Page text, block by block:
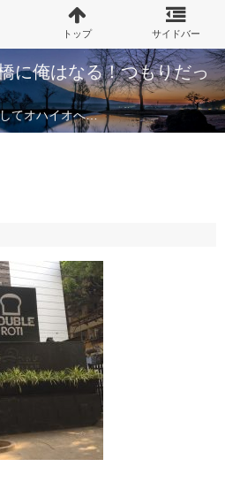
に俺はなる！つもりだっ
てオハイオへ…